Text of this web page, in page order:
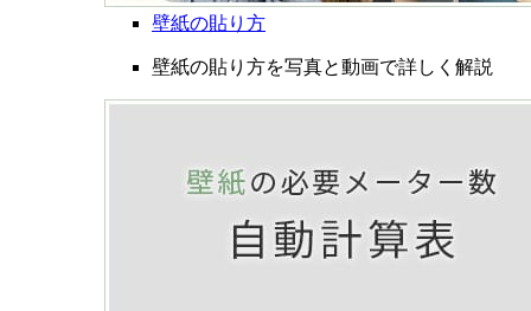
壁紙の貼り方
壁紙の貼り方を写真と動画で詳しく解説